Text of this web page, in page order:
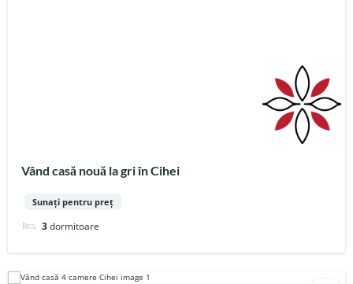
Vând casă nouă la gri în Cihei
Sunați pentru preț
3dormitoare